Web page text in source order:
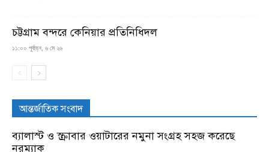
চট্টগ্রাম বন্দরে কেনিয়ার প্রতিনিধিদল
১১:০০ পূর্বাহ্ন, ৬ মে ২৬
আন্তর্জাতিক সংবাদ
ব্যালাস্ট ও স্ক্রাবার ওয়াটারের নমুনা সংগ্রহ সহজ করেছে
নরম্যাক